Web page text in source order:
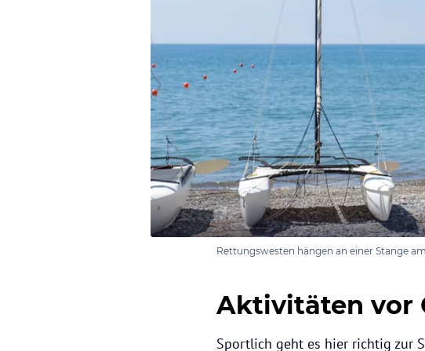
Rettungswesten hängen an einer Stange
Aktivitäten vor
Sportlich geht es hier richtig zur